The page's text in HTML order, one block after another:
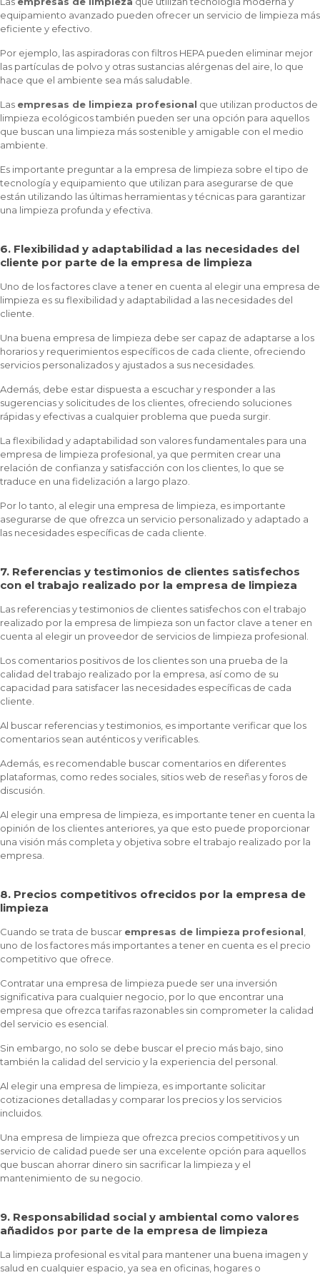
equipamiento avanzado pueden ofrecer un servicio de limpieza más
eficiente y efectivo.
Por ejemplo, las aspiradoras con filtros HEPA pueden eliminar mejor
las partículas de polvo y otras sustancias alérgenas del aire, lo que
hace que el ambiente sea más saludable.
Las empresas de limpieza profesional que utilizan productos de
limpieza ecológicos también pueden ser una opción para aquellos
que buscan una limpieza más sostenible y amigable con el medio
ambiente.
Es importante preguntar a la empresa de limpieza sobre el tipo de
tecnología y equipamiento que utilizan para asegurarse de que
están utilizando las últimas herramientas y técnicas para garantizar
una limpieza profunda y efectiva.
6. Flexibilidad y adaptabilidad a las necesidades del
cliente por parte de la empresa de limpieza
Uno de los factores clave a tener en cuenta al elegir una empresa de
limpieza es su flexibilidad y adaptabilidad a las necesidades del
cliente.
Una buena empresa de limpieza debe ser capaz de adaptarse a los
horarios y requerimientos específicos de cada cliente, ofreciendo
servicios personalizados y ajustados a sus necesidades.
Además, debe estar dispuesta a escuchar y responder a las
sugerencias y solicitudes de los clientes, ofreciendo soluciones
rápidas y efectivas a cualquier problema que pueda surgir.
La flexibilidad y adaptabilidad son valores fundamentales para una
empresa de limpieza profesional, ya que permiten crear una
relación de confianza y satisfacción con los clientes, lo que se
traduce en una fidelización a largo plazo.
Por lo tanto, al elegir una empresa de limpieza, es importante
asegurarse de que ofrezca un servicio personalizado y adaptado a
las necesidades específicas de cada cliente.
7. Referencias y testimonios de clientes satisfechos
con el trabajo realizado por la empresa de limpieza
Las referencias y testimonios de clientes satisfechos con el trabajo
realizado por la empresa de limpieza son un factor clave a tener en
cuenta al elegir un proveedor de servicios de limpieza profesional.
Los comentarios positivos de los clientes son una prueba de la
calidad del trabajo realizado por la empresa, así como de su
capacidad para satisfacer las necesidades específicas de cada
cliente.
Al buscar referencias y testimonios, es importante verificar que los
comentarios sean auténticos y verificables.
Además, es recomendable buscar comentarios en diferentes
plataformas, como redes sociales, sitios web de reseñas y foros de
discusión.
Al elegir una empresa de limpieza, es importante tener en cuenta la
opinión de los clientes anteriores, ya que esto puede proporcionar
una visión más completa y objetiva sobre el trabajo realizado por la
empresa.
8. Precios competitivos ofrecidos por la empresa de
limpieza
Cuando se trata de buscar empresas de limpieza profesional,
uno de los factores más importantes a tener en cuenta es el precio
competitivo que ofrece.
Contratar una empresa de limpieza puede ser una inversión
significativa para cualquier negocio, por lo que encontrar una
empresa que ofrezca tarifas razonables sin comprometer la calidad
del servicio es esencial.
Sin embargo, no solo se debe buscar el precio más bajo, sino
también la calidad del servicio y la experiencia del personal.
Al elegir una empresa de limpieza, es importante solicitar
cotizaciones detalladas y comparar los precios y los servicios
incluidos.
Una empresa de limpieza que ofrezca precios competitivos y un
servicio de calidad puede ser una excelente opción para aquellos
que buscan ahorrar dinero sin sacrificar la limpieza y el
mantenimiento de su negocio.
9. Responsabilidad social y ambiental como valores
añadidos por parte de la empresa de limpieza
La limpieza profesional es vital para mantener una buena imagen y
salud en cualquier espacio, ya sea en oficinas, hogares o